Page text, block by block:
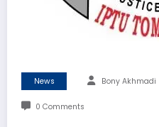
News Bony Akhmadi
0 Comments